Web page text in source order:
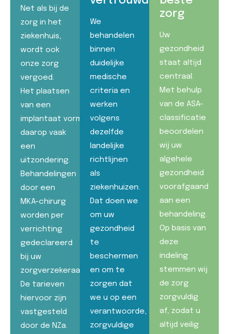
Net als bij de
zorg in het
ziekenhuis,
wordt ook
onze zorg
vergoed.
Het plaatsen
van een
implantaat vormt
daarop vaak
een
uitzondering.
Behandelingen
door een
MKA-chirurg
worden per
verrichting
gedeclareerd
bij uw
zorgverzekeraar.
De tarieven
hiervoor zijn
vastgesteld
door de NZa.
We
behandelen
binnen
duidelijke
medische
criteria en
werken
volgens
dezelfde
landelijke
richtlijnen
als
ziekenhuizen.
Dat doen we
om uw
gezondheid
te
beschermen
en om te
zorgen dat
we u op een
verantwoorde,
zorgvuldige
zorg
Uw
gezondheid
staat altijd
centraal.
Met behulp
van de ASA-
classificatie
beoordelen
wij uw
algehele
gezondheid
voorafgaand
aan een
behandeling.
Op basis van
deze
indeling
stemmen wij
de zorg
zorgvuldig
af, zodat u
altijd veilig